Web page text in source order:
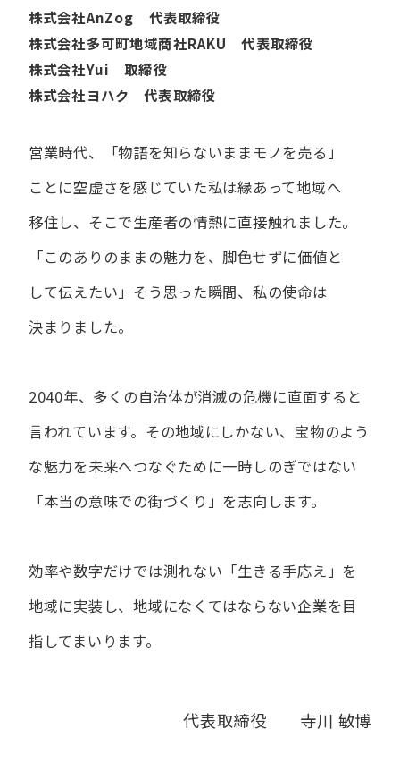
株式会社AnZog 代表取締役
株式会社多可町地域商社RAKU 代表取締役
株式会社Yui 取締役
株式会社ヨハク 代表取締役
営業時代、​「物語を​知らないまま​モノを​売る」
ことに​空虚さを​感じていた​私は縁あって​地域へ​
移住し、​そこで​生産者の​情熱に​直接触れました。
「この​ありの​ままの​魅力を、​脚色せずに​価値と​
して​伝えたい」 そう​思った​瞬間、​私の​使命は​
決まりました。
2040年、多くの自治体が消滅の危機に直面すると
言われています。 その地域にしかない、宝物のよう
な魅力を未来へつなぐために一時しのぎではない
「本当の意味での街づくり」を志向します。
効率や数字だけでは測れない「生きる手応え」を
地域に実装し、地域になくてはならない企業を目
指してまいります。
代表取締役 寺川 敏博